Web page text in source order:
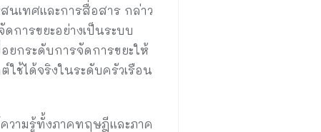
เทศและการสื่อสาร กล่าว
การขยะอย่างเป็นระบบ
ยกระดับการจัดการขยะให้
ใช้ได้จริงในระดับครัวเรือน
วามรู้ทั้งภาคทฤษฎีและภาค